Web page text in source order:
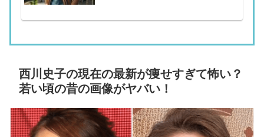
西川史子の現在の最新が痩せすぎて怖い？
若い頃の昔の画像がヤバい！